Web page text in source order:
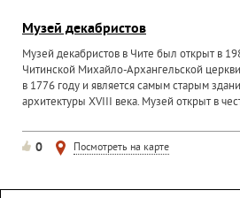
Музей декабристов
Музей декабристов в Чите был открыт в
Читинской Михайло-Архангельской
в 1776 году и является самым старым
архитектуры XVIII века. Музей открыт в
0 Посмотреть на карте